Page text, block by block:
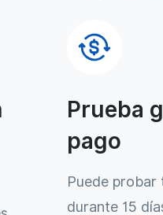
Prueba
pago
Puede probar
durante 15